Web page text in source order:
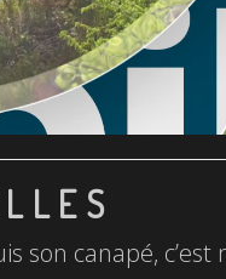
son canapé,